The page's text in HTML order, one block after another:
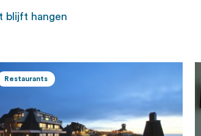
blijft hangen
Restaurants